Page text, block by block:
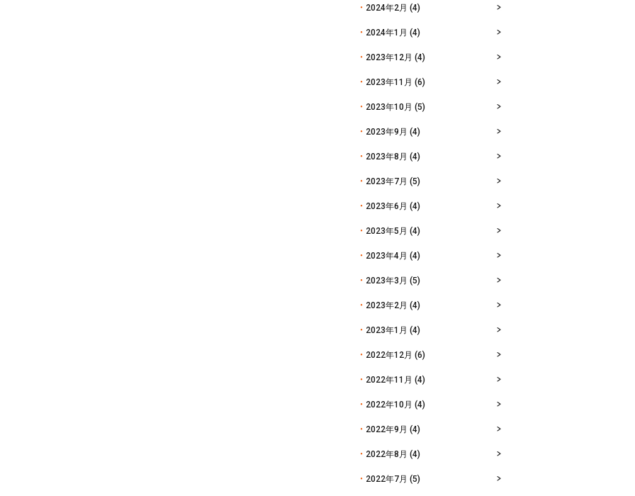
2024年2月 (4)
2024年1月 (4)
2023年12月 (4)
2023年11月 (6)
2023年10月 (5)
2023年9月 (4)
2023年8月 (4)
2023年7月 (5)
2023年6月 (4)
2023年5月 (4)
2023年4月 (4)
2023年3月 (5)
2023年2月 (4)
2023年1月 (4)
2022年12月 (6)
2022年11月 (4)
2022年10月 (4)
2022年9月 (4)
2022年8月 (4)
2022年7月 (5)